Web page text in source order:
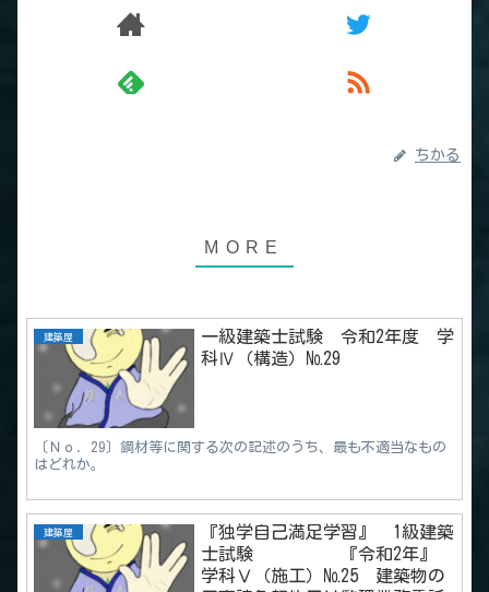
ちかる
建築屋
一級建築士試験 令和2年度 学
科Ⅳ（構造）№29
〔Ｎｏ．29〕鋼材等に関する次の記述のうち、最も不適当なもの
はどれか。
建築屋
『独学自己満足学習』 1級建築
士試験 『令和2年』
学科Ⅴ（施工）№25 建築物の